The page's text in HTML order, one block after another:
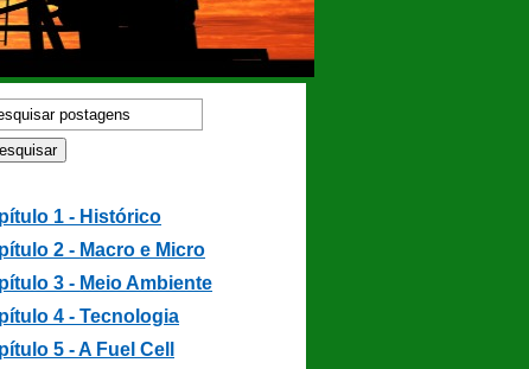
1 - Histórico
2 - Macro e Micro
3 - Meio Ambiente
4 - Tecnologia
5 - A Fuel Cell